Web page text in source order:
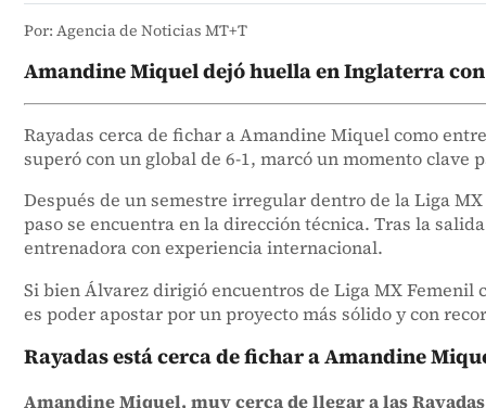
Por: Agencia de Noticias MT+T
Amandine Miquel dejó huella en Inglaterra
Rayadas cerca de fichar a Amandine Miquel como
superó con un global de 6-1, marcó un momento clave
Después de un semestre irregular dentro de la Liga
paso se encuentra en la dirección técnica. Tras la
entrenadora con experiencia internacional.
Si bien Álvarez dirigió encuentros de Liga MX Femenil
es poder apostar por un proyecto más sólido y con
Rayadas está cerca de fichar a Amandine
Amandine Miquel, muy cerca de llegar a las